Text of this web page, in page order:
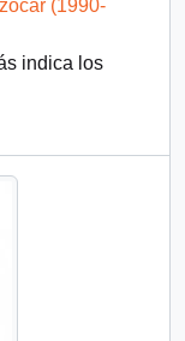
(1990-
indica los